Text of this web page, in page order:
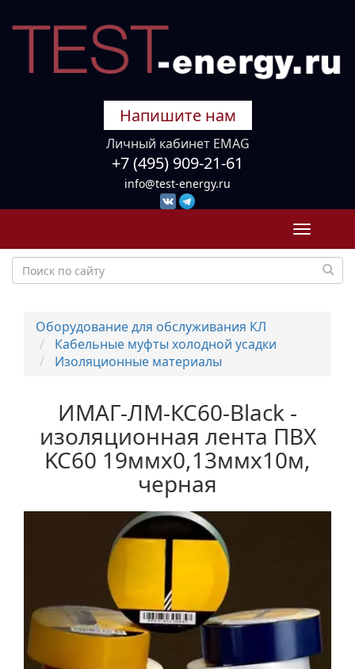
Напишите нам
Личный кабинет EMAG
+7 (495) 909-21-61
info@test-energy.ru
Toggle
Оборудование для обслуживания КЛ
Кабельные муфты холодной усадки
Изоляционные материалы
ИМАГ-ЛМ-КС60-Black -
изоляционная лента ПВХ
KC60 19ммх0,13ммх10м,
черная